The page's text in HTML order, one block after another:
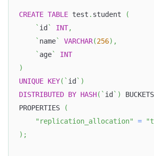
CREATE TABLE test . student
(
` id ` INT,
` name` VARCHAR(256) ,
` age`
INT
)
UNIQUE KEY( ` id ` )
DISTRIBUTED BY HASH( ` id ` ) BUCKETS
PROPERTIES
(
"replication_allocation"
=
) ;